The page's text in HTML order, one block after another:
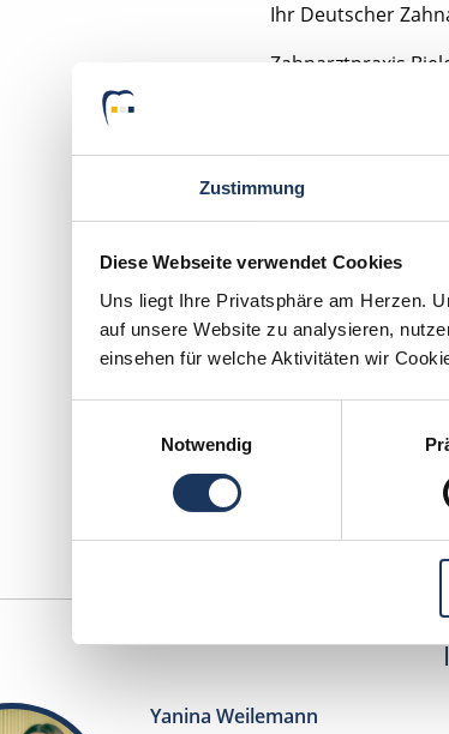
Zustimmung
Diese Webseite verwendet Cookies
Uns liegt Ihre Privatsphäre am Herzen.
auf unsere Website zu analysieren,
einsehen für welche Aktivitäten wir
Notwendig
Ihr Deutscher
Zahnarztpraxis
Momentan
Maschinenlesbare
Yanina Weilemann